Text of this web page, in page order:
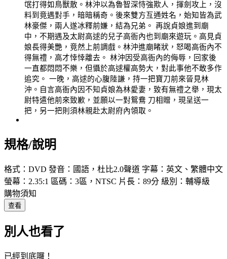
氓打得如鳥獸散。林沖以為魯智深恃強欺人，揮劍攻上，沒
料到竟遇對手，暗暗稱奇。後來雙方互通姓名，始知皆為武
林豪傑，兩人遂冰釋前嫌，結為兄弟。 再說貞娘進到廟
中，不期遇及太尉高逑的兒子高衙內也到廟來遊玩。高見貞
娘長得美艷，竟然上前調戲。林沖進廟睹狀，怒喝高衙內不
得無禮，高才悻悻離去。 林沖因受高衙內的侮辱，回家後
一直都悶悶不樂，但懾於高逑權高勢大，對此事他不敢多作
追究。 一晚，高逑的心腹陸謙，持一把寶刀前來晉見林
沖。自言高衙內因不知貞娘為林愛妻，致有無禮之舉，現太
尉特遣他前來致歉，並願以一對鴛鴦 刀相贈，現呈送一
把，另一把則須林親赴太尉府內領取。
規格/說明
格式：DVD 發音：國語，杜比2.0聲道 字幕：英文、繁體中文
螢幕：2.35:1 區碼：3區，NTSC 片長：89分 級別：輔導級
購物須知
查看
別人也看了
已經到底囉！